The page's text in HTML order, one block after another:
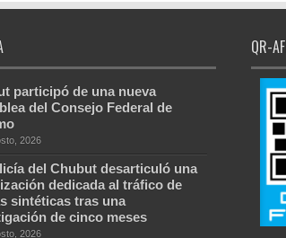
participó de una nueva
del Consejo Federal de
2026
del Chubut desarticuló una
dedicada al tráfico de
sintéticas tras una
de cinco meses
2026
QR-